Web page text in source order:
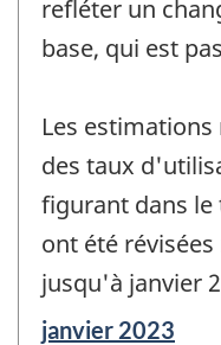
refléter un
base, qui est
Les
des taux
figurant dans le
ont été
jusqu'à janvier
Période
janvier 2023